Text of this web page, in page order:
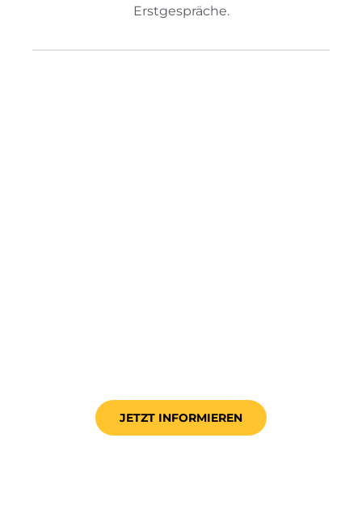
Erstgespräche.
JETZT INFORMIEREN